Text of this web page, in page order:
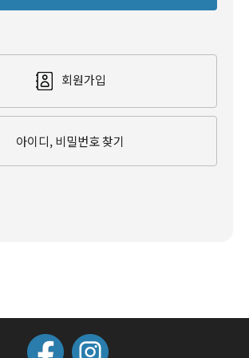
회원가입
아이디, 비밀번호 찾기